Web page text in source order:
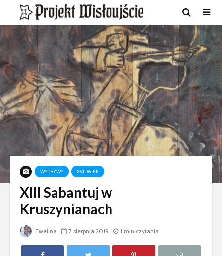
WYPRAWY XVII WIEK
XIII Sabantuj w
Kruszynianach
Ewelina 7 sierpnia 2019 1 min czytania